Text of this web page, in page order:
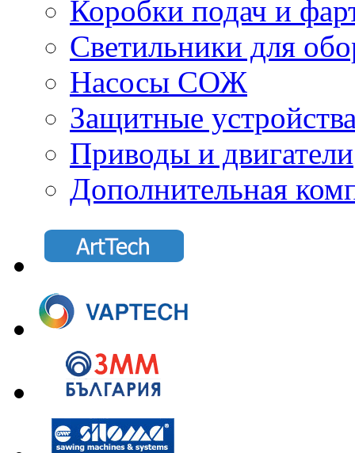
Коробки подач и
Светильники для
Насосы СОЖ
Защитные
Приводы и двигатели
Дополнительная